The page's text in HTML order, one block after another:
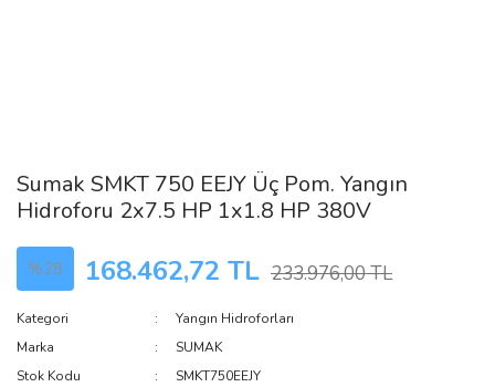
Sumak SMKT 750 EEJY Üç Pom. Yangın
Hidroforu 2x7.5 HP 1x1.8 HP 380V
%28 168.462,72 TL 233.976,00 TL
Kategori
Yangın Hidroforları
Marka
SUMAK
Stok Kodu
SMKT750EEJY